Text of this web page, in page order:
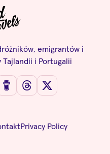
emigrantów i
i Portugalii
Privacy Policy